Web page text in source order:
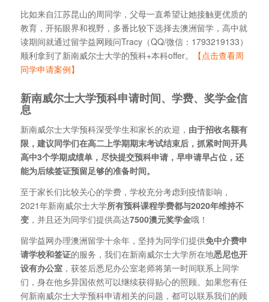
比如来自江苏昆山的周同学，父母一直希望让她接触更优质的
教育，开拓眼界和视野，多番比较下选择去澳洲留学，高中就
读期间就通过留学益网顾问Tracy（QQ/微信：1793219133）
顺利拿到了新南威尔士大学的预科+本科offer。
【点击查看周
同学申请案例】
新南威尔士大学预科申请时间、学费、奖学金信
息
新南威尔士大学预科深受学生和家长的欢迎， 由于招收名额有
限，建议同学们在高二上学期期末考试结束后，抓紧时间开具
高中3个学期成绩单，尽快提交预科申请，早申请早占位，还
能为后续签证预留足够的准备时间。
至于家长们比较关心的学费，学校充分考虑到疫情影响，
2021年新南威尔士大学所有预科课程学费都与2020年维持不
变，并且还为同学们提供高达7500澳元奖学金哦！
留学益网办理澳洲留学十余年，坚持为同学们提供免中介费申
请学校和签证的服务，我们在新南威尔士大学所在地悉尼也开
设有办公室，获签后悉尼办公室老师将第一时间联系上同学
们，身在他乡异国依然可以继续获得贴心的照顾。如果您有任
何新南威尔士大学预科申请相关的问题，都可以联系我们的顾